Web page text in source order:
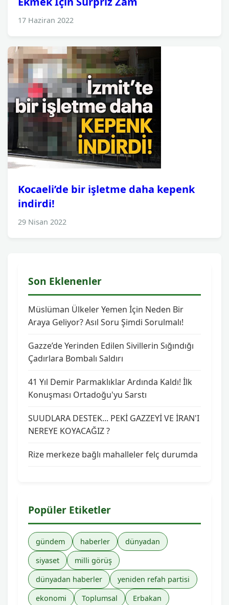
17 Haziran 2022
Kocaeli’de bir işletme daha kepenk
indirdi!
29 Nisan 2022
Son Eklenenler
Müslüman Ülkeler Yemen İçin Neden Bir
Araya Geliyor? Asıl Soru Şimdi Sorulmalı!
Gazze’de Yerinden Edilen Sivillerin Sığındığı
Çadırlara Bombalı Saldırı
41 Yıl Demir Parmaklıklar Ardında Kaldı! İlk
Konuşması Ortadoğu'yu Sarstı
SUUDLARA DESTEK... PEKİ GAZZEYİ VE İRAN'I
NEREYE KOYACAĞIZ ?
Rize merkeze bağlı mahalleler felç durumda
Popüler Etiketler
gündem haberler
dünyadan
siyaset
milli görüş
dünyadan haberler
yeniden refah partisi
ekonomi
Toplumsal
Erbakan